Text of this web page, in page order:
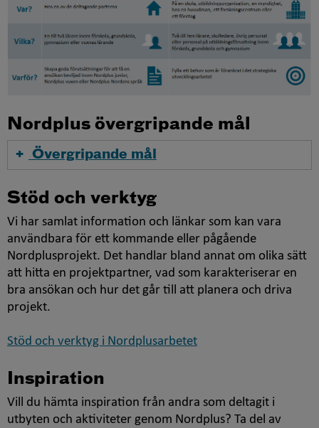
Nordplus övergripande mål
Övergripande mål
Stöd och verktyg
Vi har samlat information och länkar som kan vara
användbara för ett kommande eller pågående
Nordplusprojekt. Det handlar bland annat om olika sätt
att hitta en projektpartner, vad som karakteriserar en
bra ansökan och hur det går till att planera och driva
projekt.
Stöd och verktyg i Nordplusarbetet
Inspiration
Vill du hämta inspiration från andra som deltagit i
utbyten och aktiviteter genom Nordplus? Ta del av